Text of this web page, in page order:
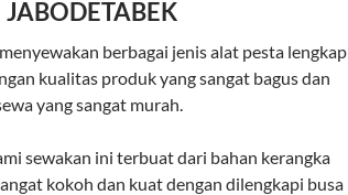
JABODETABEK
menyewakan berbagai jenis alat pesta lengkap
kualitas produk yang sangat bagus dan
yang sangat murah.
sewakan ini terbuat dari bahan kerangka
kokoh dan kuat dengan dilengkapi busa